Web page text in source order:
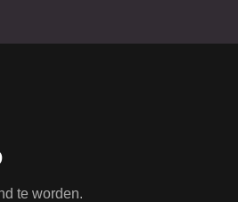
te worden.